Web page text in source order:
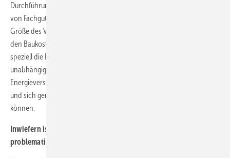
Durchführung des Genehmigungsverfahrens oder die Beauftragung
von Fachgutachten genannt werden, welche unabhängig von der
Größe des Vorhabens erforderlich sind. Ähnlich verhält es sich bei
den Baukosten, wo insbesondere die Netzanschlusskosten, hier
speziell die Kosten für die Planung und Errichtung einer Kabeltrasse,
unabhängig von der Anlagenanzahl aufgrund des vom
Energieversorger zugewiesenen Netzverknüpfungspunkts entstehen
und sich gerade bei kleineren Projekten wirtschaftlich auswirken
können.
Inwiefern ist das neue Ausschreibungsdesign des EEG 2021
problematisch?